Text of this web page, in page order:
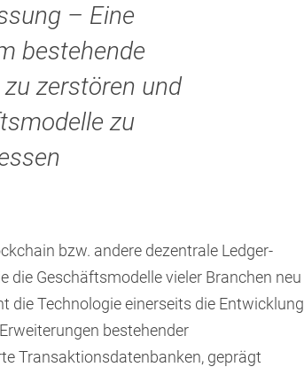
– Eine
bestehende
zerstören und
zu
bzw. andere dezentrale Ledger-
die Geschäftsmodelle vieler Branchen neu
die Technologie einerseits die Entwicklung
bestehender
Transaktionsdatenbanken, geprägt